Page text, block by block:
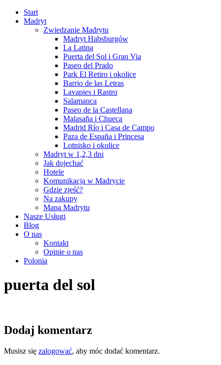
Start
Madryt
Zwiedzanie Madrytu
Madryt Habsburgów
La Latina
Puerta del Sol i Gran Via
Paseo del Prado
Park El Retiro i okolice
Barrio de las Letras
Lavapies i Rastro
Salamanca
Paseo de la Castellana
Malasaña i Chueca
Madrid Río i Casa de Campo
Paza de España i Princesa
Lotnisko i okolice
Madryt w 1,2,3 dni
Jak dojechać
Hotele
Komunikacja w Madrycie
Gdzie zjeść?
Na zakupy
Mapa Madrytu
Nasze Usługi
Blog
O nas
Kontakt
Opinie o nas
Polonia
puerta del sol
Dodaj komentarz
Musisz się zalogować, aby móc dodać komentarz.